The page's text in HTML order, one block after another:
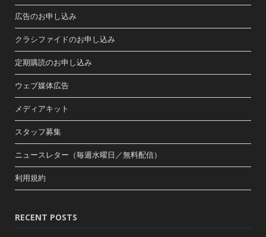
広告のお申し込み
クラシファイドのお申し込み
定期購読のお申し込み
ウェブ媒体広告
メディアキット
スタッフ募集
ニュースレター（毎週水曜日／無料配信）
利用規約
RECENT POSTS